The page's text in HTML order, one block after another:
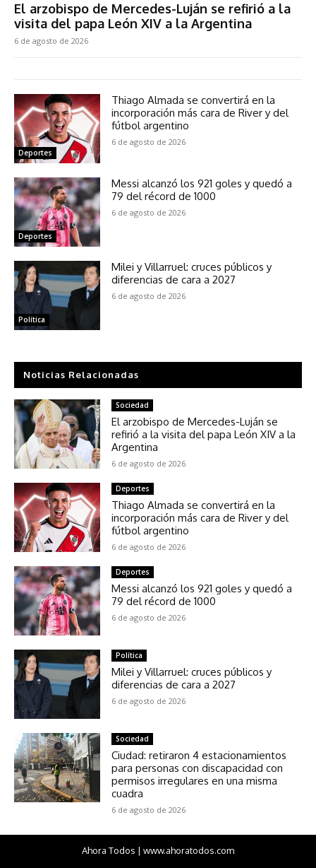
El arzobispo de Mercedes-Luján se refirió a la
visita del papa León XIV a la Argentina
6 de agosto de 2026
Deportes
Thiago Almada se convertirá en la
incorporación más cara de River y del
fútbol argentino
6 de agosto de 2026
Deportes
Messi alcanzó los 921 goles y quedó a
79 del récord de 1000
6 de agosto de 2026
Política
Milei y Villarruel: cruces públicos y
diferencias de cara a 2027
6 de agosto de 2026
Noticias Relacionadas
Sociedad
El arzobispo de Mercedes-Luján se
refirió a la visita del papa León XIV a la
Argentina
6 de agosto de 2026
Deportes
Thiago Almada se convertirá en la
incorporación más cara de River y del
fútbol argentino
6 de agosto de 2026
Deportes
Messi alcanzó los 921 goles y quedó a
79 del récord de 1000
6 de agosto de 2026
Política
Milei y Villarruel: cruces públicos y
diferencias de cara a 2027
6 de agosto de 2026
Sociedad
Ciudad: retiraron 4 estacionamientos
para personas con discapacidad con
permisos irregulares en una misma
cuadra
6 de agosto de 2026
Ahora Todos | www.ahoratodos.com